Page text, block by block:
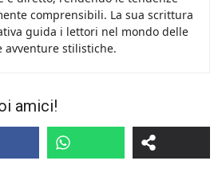
comprensibili. La sua scrittura
guida i lettori nel mondo delle
avventure stilistiche.
amici!